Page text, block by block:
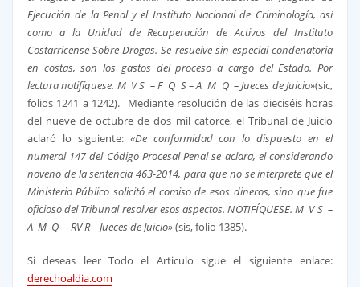
Ejecución de la Penal y el Instituto Nacional de Criminología, así
como a la Unidad de Recuperación de Activos del Instituto
Costarricense Sobre Drogas. Se resuelve sin especial condenatoria
en costas, son los gastos del proceso a cargo del Estado. Por
lectura notifíquese. M V S – F Q S – A M Q – Jueces de Juicio»(sic,
folios 1241 a 1242). Mediante resolución de las dieciséis horas
del nueve de octubre de dos mil catorce, el Tribunal de Juicio
aclaró lo siguiente: «De conformidad con lo dispuesto en el
numeral 147 del Código Procesal Penal se aclara, el considerando
noveno de la sentencia 463-2014, para que no se interprete que el
Ministerio Público solicitó el comiso de esos dineros, sino que fue
oficioso del Tribunal resolver esos aspectos. NOTIFÍQUESE. M V S –
A M Q – RV R – Jueces de Juicio»(sis, folio 1385).
Si deseas leer Todo el Articulo sigue el siguiente enlace:
derechoaldia.com